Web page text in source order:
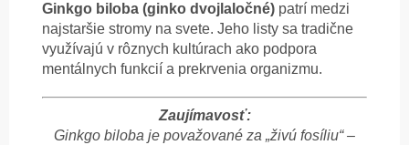
Ginkgo biloba (ginko dvojlaločné) patrí medzi
najstaršie stromy na svete. Jeho listy sa tradične
využívajú v rôznych kultúrach ako podpora
mentálnych funkcií a prekrvenia organizmu.
Zaujímavosť:
Ginkgo biloba je považované za „živú fosíliu“ –